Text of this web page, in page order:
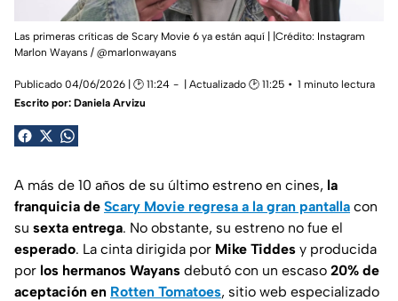
Las primeras críticas de Scary Movie 6 ya están aquí | |Crédito: Instagram
Marlon Wayans / @marlonwayans
Publicado 04/06/2026 | 🕑 11:24 | Actualizado 🕑 11:25
1 minuto lectura
Escrito por: Daniela Arvizu
A más de 10 años de su último estreno en cines, la
franquicia de Scary Movie regresa a la gran pantalla con
su sexta entrega. No obstante, su estreno no fue el
esperado. La cinta dirigida por Mike Tiddes y producida
por los hermanos Wayans debutó con un escaso 20% de
aceptación en Rotten Tomatoes, sitio web especializado